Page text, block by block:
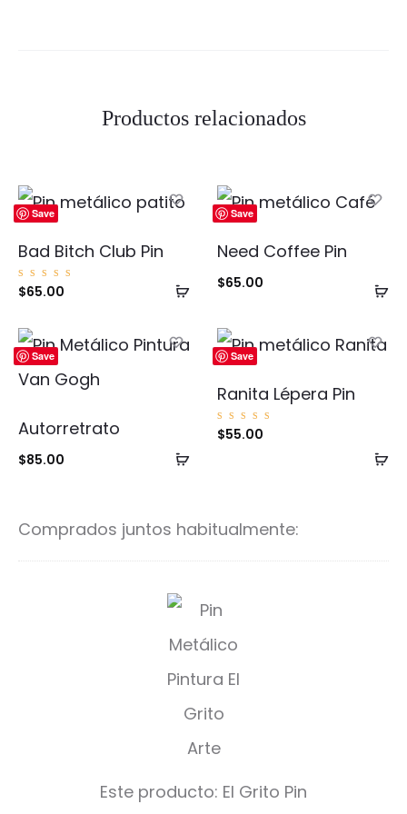
Productos relacionados
Save
Añadir
carrito
Bad Bitch Club Pin
Valorad
o con
$65.00
Save
Need Coffee Pin
$65.00
Save
Añadir
Autorretrato
$85.00
Save
Ranita Lépera Pin
Valorad
o con
$55.00
Comprados juntos habitualmente:
E
l
G
r
i
Este producto: El Grito Pin